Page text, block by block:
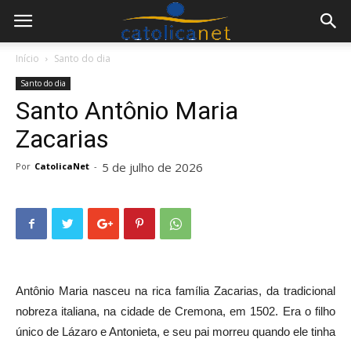
Início Santo do dia
Santo do dia
Santo Antônio Maria
Zacarias
Por CatolicaNet - 5 de julho de 2026
Antônio Maria nasceu na rica família Zacarias, da tradicional
nobreza italiana, na cidade de Cremona, em 1502. Era o filho
único de Lázaro e Antonieta, e seu pai morreu quando ele tinha